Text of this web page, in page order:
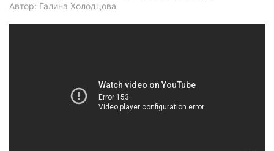
Автор: Галина Холодцова